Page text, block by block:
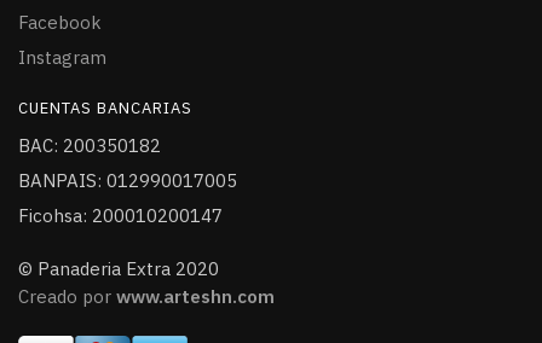
Facebook
Instagram
CUENTAS BANCARIAS
BAC: 200350182
BANPAIS: 012990017005
Ficohsa: 200010200147
© Panaderia Extra 2020
Creado por www.arteshn.com